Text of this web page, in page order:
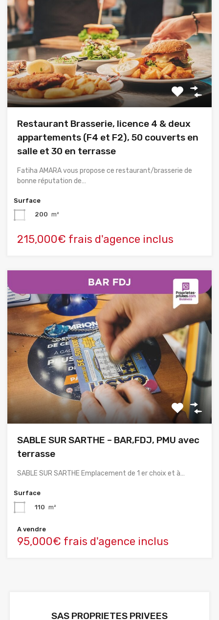
Restaurant Brasserie, licence 4 & deux
appartements (F4 et F2), 50 couverts en
salle et 30 en terrasse
Fatiha AMARA vous propose ce restaurant/brasserie de
bonne réputation de…
Surface
200 m²
215,000€ frais d'agence inclus
SABLE SUR SARTHE – BAR,FDJ, PMU avec
terrasse
SABLE SUR SARTHE Emplacement de 1 er choix et à…
Surface
110 m²
A vendre
95,000€ frais d'agence inclus
SAS PROPRIETES PRIVEES